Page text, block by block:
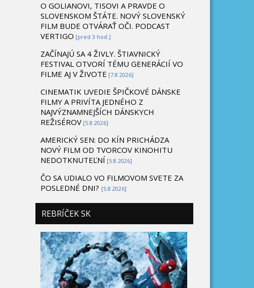
O GOLIANOVI, TISOVI A PRAVDE O
SLOVENSKOM ŠTÁTE. NOVÝ SLOVENSKÝ
FILM BUDE OTVÁRAŤ OČI. PODCAST
VERTIGO [pred 3 hod.]
ZAČÍNAJÚ SA 4 ŽIVLY. ŠTIAVNICKÝ
FESTIVAL OTVORÍ TÉMU GENERÁCIÍ VO
FILME AJ V ŽIVOTE [7.8 2026]
CINEMATIK UVEDIE ŠPIČKOVÉ DÁNSKE
FILMY A PRIVÍTA JEDNÉHO Z
NAJVÝZNAMNEJŠÍCH DÁNSKYCH
REŽISÉROV [5.8 2026]
AMERICKÝ SEN: DO KÍN PRICHÁDZA
NOVÝ FILM OD TVORCOV KINOHITU
NEDOTKNUTEĽNÍ [5.8 2026]
ČO SA UDIALO VO FILMOVOM SVETE ZA
POSLEDNÉ DNI? [5.8 2026]
REBRÍČEK SK